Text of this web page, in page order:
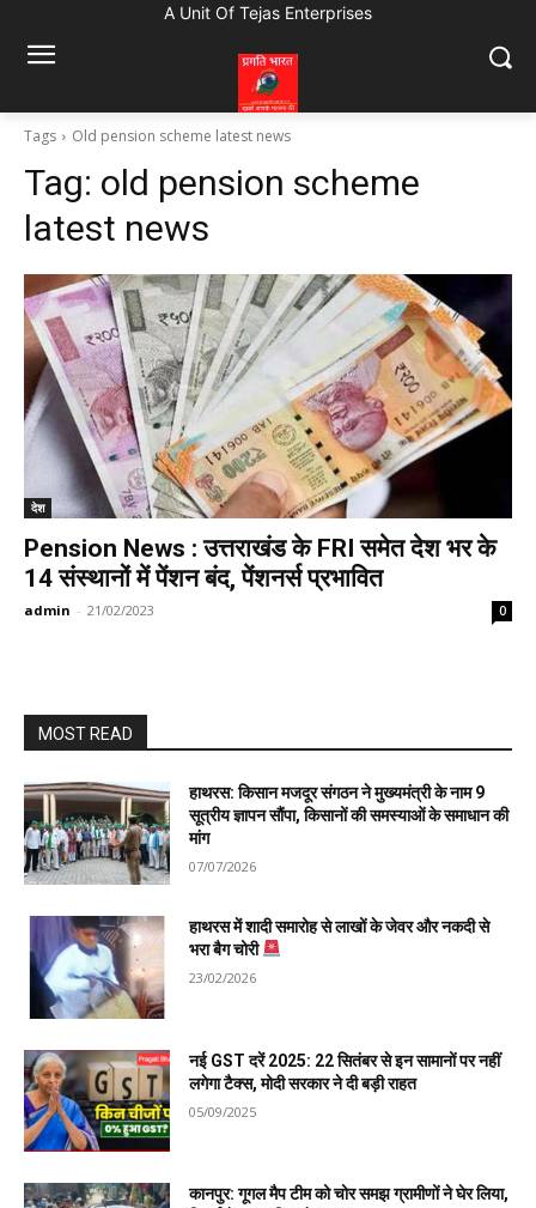
A Unit Of Tejas Enterprises
Tags Old pension scheme latest news
Tag: old pension scheme
latest news
देश
Pension News : उत्तराखंड के FRI समेत देश भर के
14 संस्थानों में पेंशन बंद, पेंशनर्स प्रभावित
admin - 21/02/2023 0
MOST READ
हाथरस: किसान मजदूर संगठन ने मुख्यमंत्री के नाम 9
सूत्रीय ज्ञापन सौंपा, किसानों की समस्याओं के समाधान की
मांग
07/07/2026
हाथरस में शादी समारोह से लाखों के जेवर और नकदी से
भरा बैग चोरी
23/02/2026
नई GST दरें 2025: 22 सितंबर से इन सामानों पर नहीं
लगेगा टैक्स, मोदी सरकार ने दी बड़ी राहत
05/09/2025
कानपुर: गूगल मैप टीम को चोर समझ ग्रामीणों ने घेर लिया,